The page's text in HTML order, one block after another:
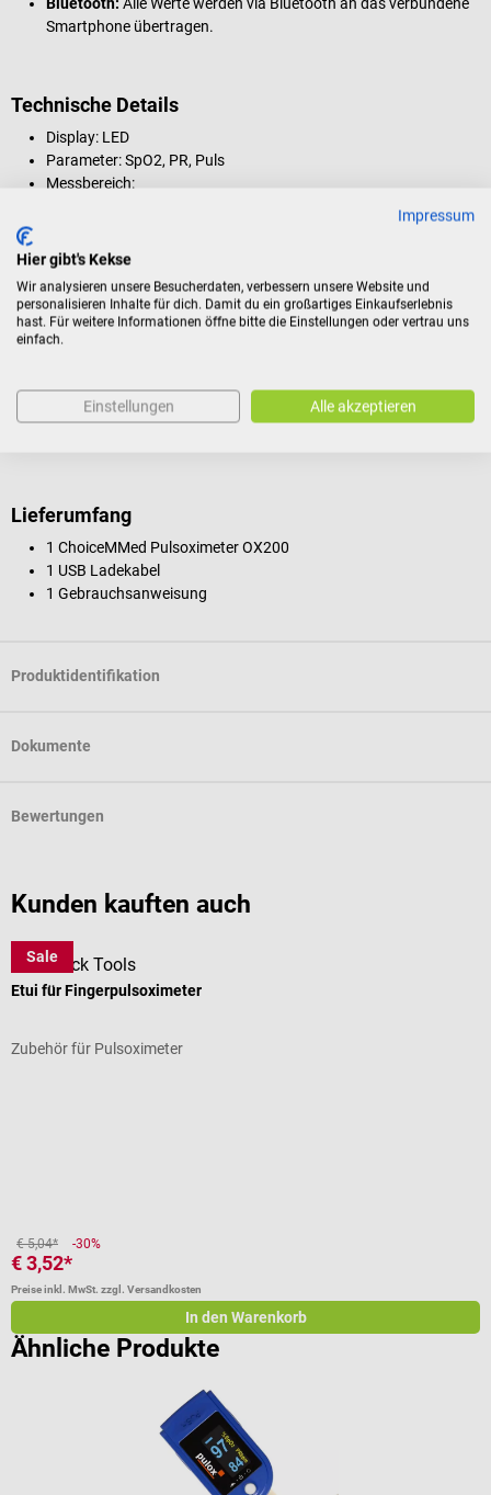
Smartphone übertragen.
Technische Details
Display: LED
Parameter: SpO2, PR, Puls
Messbereich:
Messgenauigkeit:
Puls: 30~99 bpm ±2 bpm, 100~250 bpm, ±2 %
Stromquelle: 3.7 V Lithium Batterie (250 mAh)
Betriebsdauer: 2 Stunden im Dauerbetrieb (entspricht etwa 400
Systemvoraussetzungen bei Nutzung mit App:
Bluetooth 4.0-kompatibles Smartphone
Lieferumfang
1 ChoiceMMed Pulsoximeter OX200
1 USB Ladekabel
1 Gebrauchsanweisung
Produktidentifikation
Dokumente
Bewertungen
Kunden kauften auch
Sale
DocCheck Tools
Etui für Fingerpulsoximeter
Zubehör für Pulsoximeter
€ 5,04* -30%
€ 3,52*
Preise inkl. MwSt. zzgl. Versandkosten
In den Warenkorb
Ähnliche Produkte
Impressum
Hier gibt's Kekse
Wir analysieren unsere Besucherdaten, verbessern unsere Website und
personalisieren Inhalte für dich. Damit du ein großartiges Einkaufserlebnis
hast. Für weitere Informationen öffne bitte die Einstellungen oder vertrau uns
einfach.
Einstellungen Alle akzeptieren